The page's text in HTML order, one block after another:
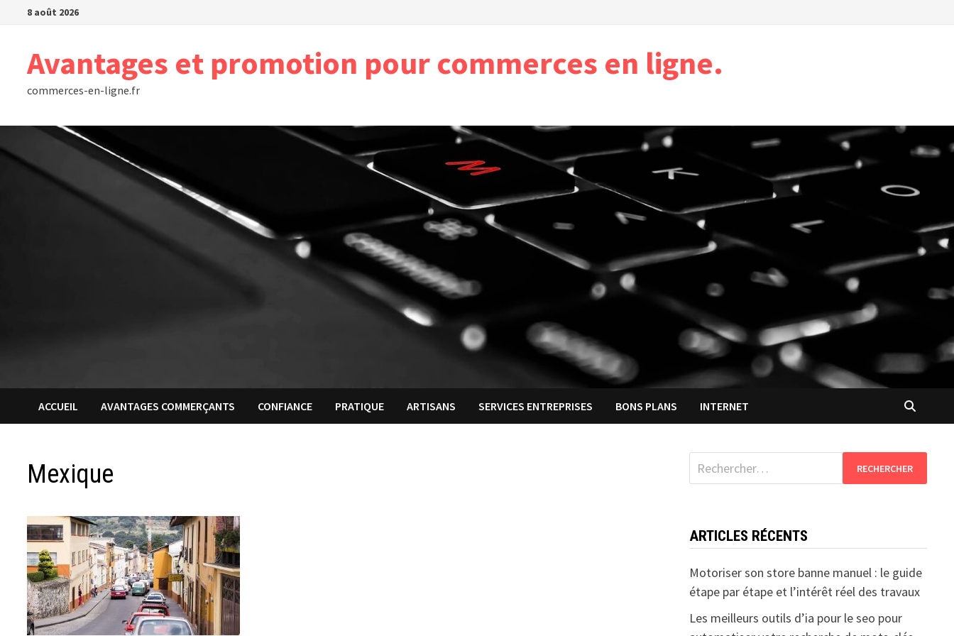
Passer8 août 2026
Avantages et promotion pour commerces en ligne.
commerces-en-ligne.fr
ACCUEIL AVANTAGES COMMERÇANTS CONFIANCE PRATIQUE ARTISANS SERVICES ENTREPRISES BONS PLANS INTERNET
Mexique Rechercher :
ARTICLES RÉCENTS
Motoriser son store banne manuel : le guide
étape par étape et l’intérêt réel des travaux
Les meilleurs outils d’ia pour le seo pour